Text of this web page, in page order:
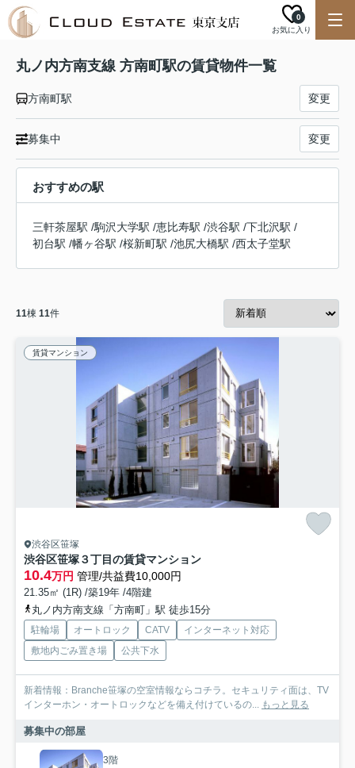
お気に入り
0
丸ノ内方南支線 方南町駅の賃貸物件一覧
方南町駅 変更
募集中 変更
おすすめの駅
三軒茶屋駅 /駒沢大学駅 /恵比寿駅 /渋谷駅 /下北沢駅 /
初台駅 /幡ヶ谷駅 /桜新町駅 /池尻大橋駅 /西太子堂駅
11棟 11件
賃貸マンション
渋谷区笹塚
渋谷区笹塚３丁目の賃貸マンション
10.4万円 管理/共益費10,000円
21.35㎡ (1R) /築19年 /4階建
丸ノ内方南支線「方南町」駅 徒歩15分
駐輪場 オートロック CATV
インターネット対応
敷地内ごみ置き場
公共下水
新着情報：Branche笹塚の空室情報ならコチラ。セキュリティ面は、TV
インターホン・オートロックなどを備え付けているの... もっと見る
募集中の部屋
3階